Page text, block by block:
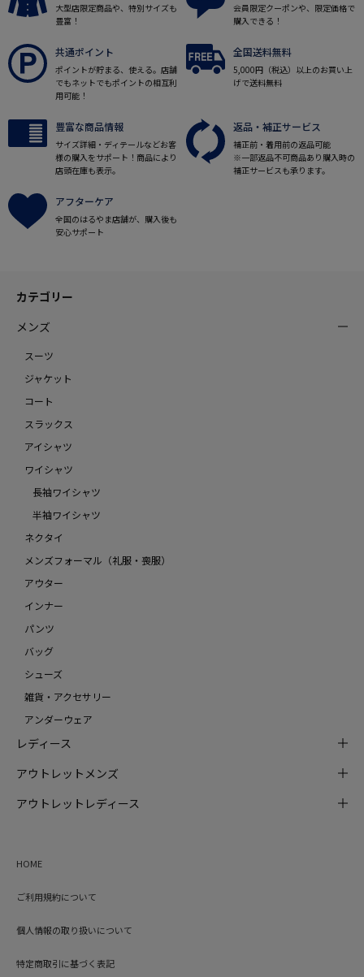
大型店限定商品や、特別サイズも
豊富！
会員限定クーポンや、限定価格で
購入できる！
共通ポイント
ポイントが貯まる、使える。店舗
でもネットでもポイントの相互利
用可能！
全国送料無料
5,000円（税込）以上のお買い上
げで送料無料
豊富な商品情報
サイズ詳細・ディテールなどお客
様の購入をサポート！商品により
店頭在庫も表示。
返品・補正サービス
補正前・着用前の返品可能
※一部返品不可商品あり購入時の
補正サービスも承ります。
アフターケア
全国のはるやま店舗が、購入後も
安心サポート
カテゴリー
メンズ
スーツ
ジャケット
コート
スラックス
アイシャツ
ワイシャツ
長袖ワイシャツ
半袖ワイシャツ
ネクタイ
メンズフォーマル（礼服・喪服）
アウター
インナー
パンツ
バッグ
シューズ
雑貨・アクセサリー
アンダーウェア
レディース
アウトレットメンズ
アウトレットレディース
HOME
ご利用規約について
個人情報の取り扱いについて
特定商取引に基づく表記